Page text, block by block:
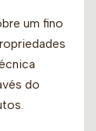
um fino
do